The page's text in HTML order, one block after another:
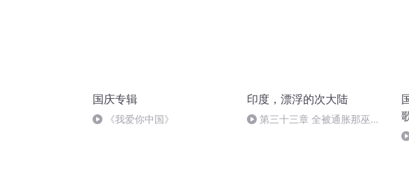
国庆专辑
《我爱你中国》
印度，漂浮的次大陆
第三十三章 全被通胀那巫婆